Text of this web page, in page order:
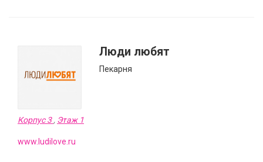
Люди любят
Пекарня
Корпус 3, Этаж 1
www.ludilove.ru